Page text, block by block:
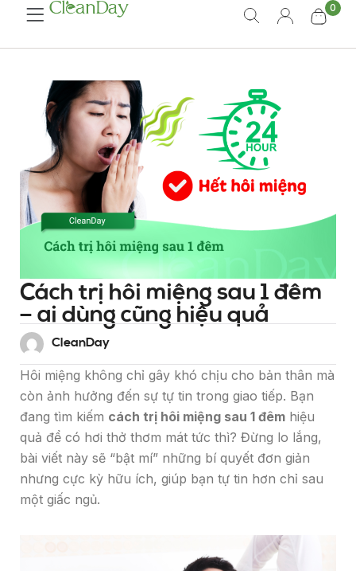
0
Cách trị hôi miệng sau 1 đêm
– ai dùng cũng hiệu quả
CleanDay
Hôi miệng không chỉ gây khó chịu cho bản thân mà
còn ảnh hưởng đến sự tự tin trong giao tiếp. Bạn
đang tìm kiếm cách trị hôi miệng sau 1 đêm hiệu
quả để có hơi thở thơm mát tức thì? Đừng lo lắng,
bài viết này sẽ “bật mí” những bí quyết đơn giản
nhưng cực kỳ hữu ích, giúp bạn tự tin hơn chỉ sau
một giấc ngủ.